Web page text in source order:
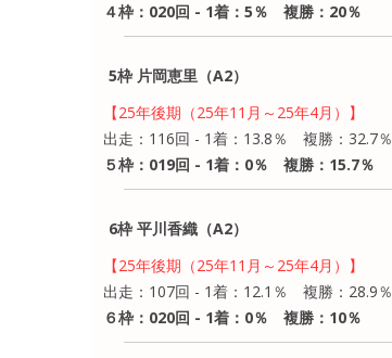
４枠：020回 - 1着：5％ 複勝：20％
5枠 片岡恵里（A2）
【25年後期（25年11月～25年4月）】
出走：116回 - 1着：13.8％ 複勝：32.7％
５枠：019回 - 1着：0％ 複勝：15.7％
6枠 平川香織（A2）
【25年後期（25年11月～25年4月）】
出走：107回 - 1着：12.1％ 複勝：28.9％
６枠：020回 - 1着：0％ 複勝：10％